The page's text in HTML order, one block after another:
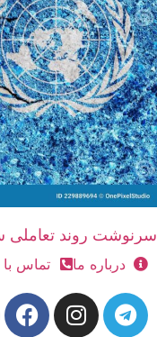
سرنوشت روند تعاملی
درباره ما تماس با